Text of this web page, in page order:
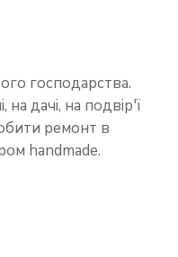
господарства.
дачі, на подвір'ї
ремонт в
handmade.